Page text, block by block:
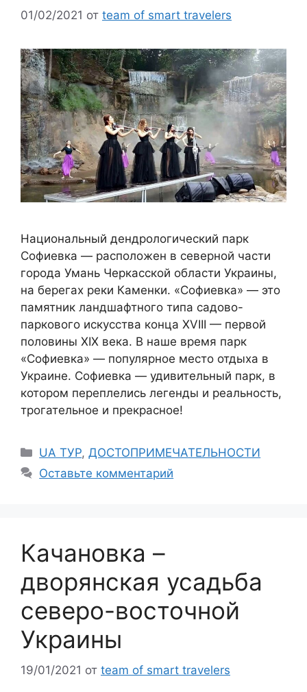
01/02/2021 от team of smart travelers
Национальный дендрологический парк
Софиевка — расположен в северной части
города Умань Черкасской области Украины,
на берегах реки Каменки. «Софиевка» — это
памятник ландшафтного типа садово-
паркового искусства конца XVIII — первой
половины XIX века. В наше время парк
«Софиевка» — популярное место отдыха в
Украине. Софиевка — удивительный парк, в
котором переплелись легенды и реальность,
трогательное и прекрасное!
Рубрики
UA ТУР,ДОСТОПРИМЕЧАТЕЛЬНОСТИ
Оставьте комментарий
Качановка –
дворянская усадьба
северо-восточной
Украины
19/01/2021 от team of smart travelers